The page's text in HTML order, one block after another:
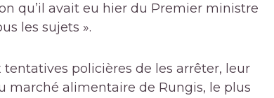
qu’il avait eu hier du Premier ministre
les sujets ».
policières de les arrêter, leur
marché alimentaire de Rungis, le plus